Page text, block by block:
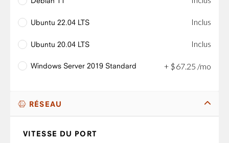
Ubuntu 22.04 LTS Inclus
Ubuntu 20.04 LTS Inclus
Windows Server 2019 Standard + $67.25 /mo
RÉSEAU
VITESSE DU PORT